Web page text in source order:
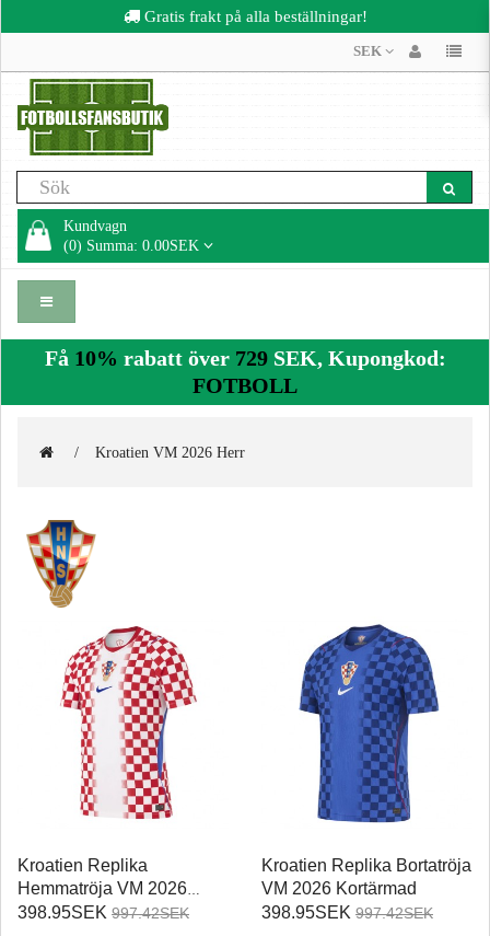
Gratis frakt på alla beställningar!
SEK
Kundvagn
(0) Summa: 0.00SEK
Få 10% rabatt över 729SEK, Kupongkod:
FOTBOLL
Kroatien VM 2026 Herr
Kroatien Replika
Hemmatröja VM 2026
Kortärmad
398.95SEK 997.42SEK
Kroatien Replika Bortatröja
VM 2026 Kortärmad
398.95SEK 997.42SEK